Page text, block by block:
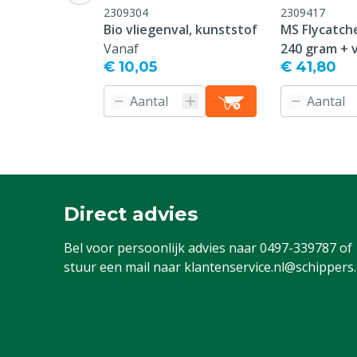
2309304
Bio vliegenval, kunststof
Vanaf
€ 10,05
2309417
MS
240 gram +
€ 41,80
Direct advies
Bel voor persoonlijk advies naar0497-339787of
stuur een mail naar